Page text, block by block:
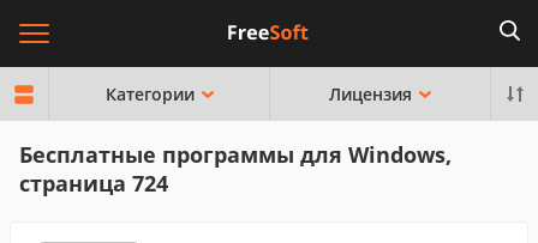
Категории Лицензия
Бесплатные программы для Windows,
страница 724